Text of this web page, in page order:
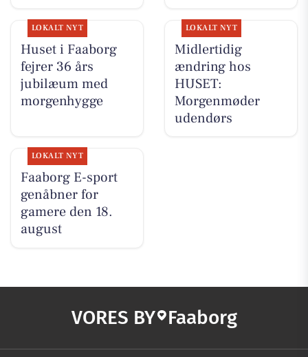
LOKALT NYT
Huset i Faaborg
fejrer 36 års
jubilæum med
morgenhygge
LOKALT NYT
Midlertidig
ændring hos
HUSET:
Morgenmøder
udendørs
LOKALT NYT
Faaborg E-sport
genåbner for
gamere den 18.
august
VORES BY Faaborg